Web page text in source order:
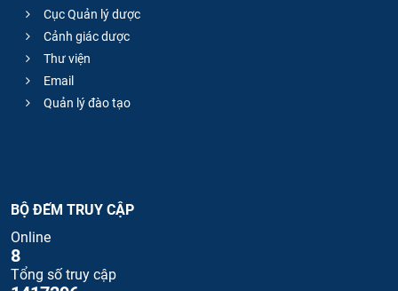
Cục Quản lý dược
Cảnh giác dược
Thư viện
Email
Quản lý đào tạo
BỘ ĐẾM TRUY CẬP
Online
8
Tổng số truy cập